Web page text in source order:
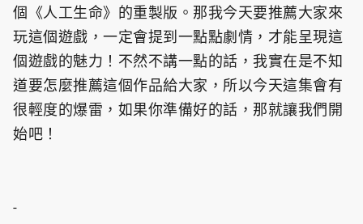
個《人工生命》的重製版。那我今天要推薦大家來
玩這個遊戲，一定會提到一點點劇情，才能呈現這
個遊戲的魅力！不然不講一點的話，我實在是不知
道要怎麼推薦這個作品給大家，所以今天這集會有
很輕度的爆雷，如果你準備好的話，那就讓我們開
始吧！
-